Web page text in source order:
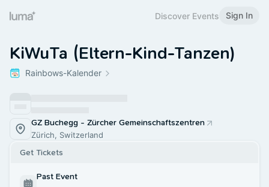
Discover Events Sign In
KiWuTa (Eltern-Kind-Tanzen)
Rainbows-Kalender
GZ Buchegg - Zürcher Gemeinschaftszentren
Zürich, Switzerland
Get Tickets
Past Event